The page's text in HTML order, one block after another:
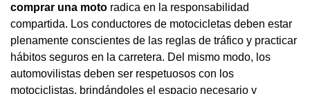
comprar una moto radica en la responsabilidad
compartida. Los conductores de motocicletas deben estar
plenamente conscientes de las reglas de tráfico y practicar
hábitos seguros en la carretera. Del mismo modo, los
automovilistas deben ser respetuosos con los
motociclistas, brindándoles el espacio necesario y